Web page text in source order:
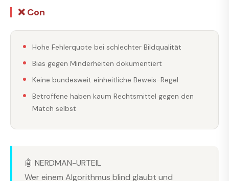
❌ Con
Hohe Fehlerquote bei schlechter Bildqualität
Bias gegen Minderheiten dokumentiert
Keine bundesweit einheitliche Beweis-Regel
Betroffene haben kaum Rechtsmittel gegen den
Match selbst
🤖 NERDMAN-URTEIL
Wer einem Algorithmus blind glaubt und